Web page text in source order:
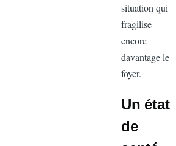
situation
fragilise
encore
davantage
foyer.
Un
de